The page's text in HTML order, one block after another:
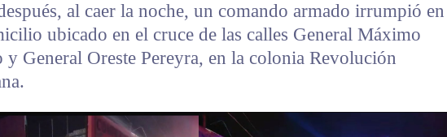
al caer la noche, un comando armado irrumpió en
ubicado en el cruce de las calles General Máximo
y General Oreste Pereyra, en la colonia Revolución